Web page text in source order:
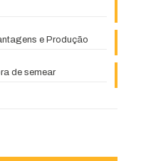
e Produção
de semear